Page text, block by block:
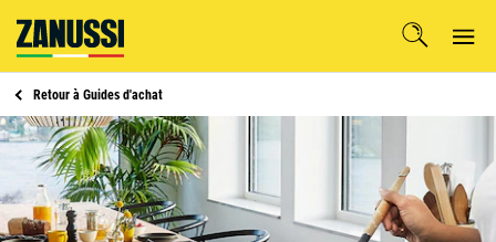
Retour à Guides d'achat